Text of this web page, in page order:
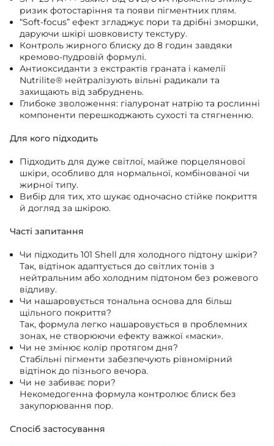
ризик фотостаріння та появи пігментних плям.
“Soft‑focus” ефект згладжує пори та дрібні зморшки,
даруючи шкірі шовковисту текстуру.
Контроль жирного блиску до 8 годин завдяки
кремово‑пудровій формулі.
Антиоксиданти з екстрактів граната і камелії
Nutrilite® нейтралізують вільні радикали та
захищають від забруднень.
Глибоке зволоження: гіалуронат натрію та рослинні
компоненти перешкоджають сухості та стягненню.
Для кого підходить
Підходить для дуже світлої, майже порцелянової
шкіри, особливо для нормальної, комбінованої чи
жирної типу.
Вибір для тих, хто шукає одночасно стійке покриття
й догляд за шкірою.
Часті запитання
Чи підходить 101 Shell для холодного підтону шкіри?
Так, відтінок адаптується до світлих тонів з
нейтральним або холодним підтоном без рожевого
відливу.
Чи нашаровується тональна основа для більш
щільного покриття?
Так, формула легко нашаровується в проблемних
зонах, не створюючи ефекту важкої «маски».
Чи не змінює колір протягом дня?
Стабільні пігменти забезпечують рівномірний
відтінок до пізнього вечора.
Чи не забиває пори?
Некомедогенна формула контролює блиск без
закупорювання пор.
Спосіб застосування